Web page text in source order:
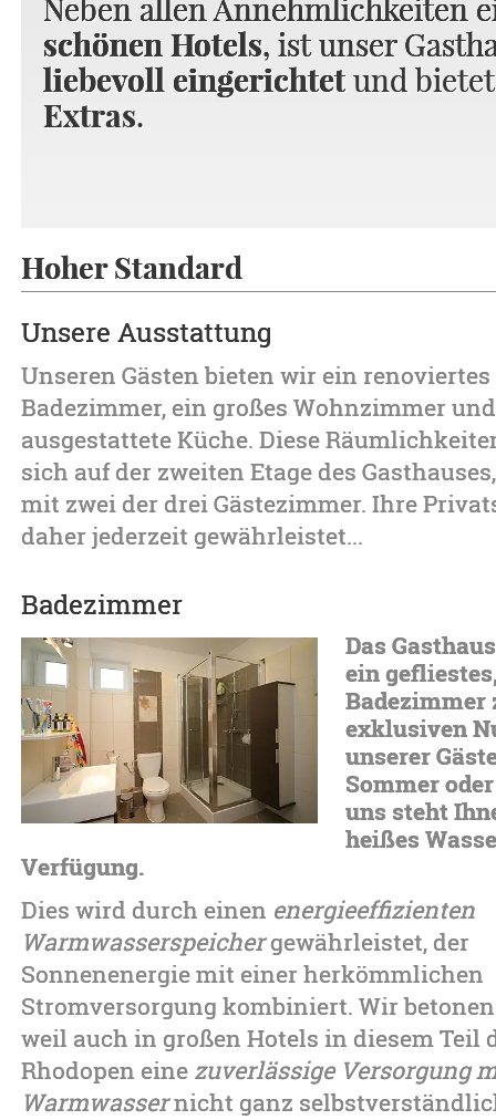
Neben allen Annehmlichkeiten
schönen Hotels
Neben allen Annehmlichkeiten
schönen Hotels, ist unser
liebevoll eingerichtet
Neben allen Annehmlichkeiten
schönen Hotels, ist unser
liebevoll eingerichtet und
Extras.
Hoher Standard
Unsere Ausstattung
Unseren Gästen bieten wir ein renoviertes
Badezimmer, ein großes Wohnzimmer
ausgestattete Küche. Diese
sich auf der zweiten Etage des
mit zwei der drei Gästezimmer. Ihre
daher jederzeit gewährleistet...
Badezimmer
Das
ein
Badezimmer
exklusiven
unserer
Sommer
uns steht
heißes
Verfügung.
Dies wird durch einen energieeffizienten
Warmwasserspeichergewährleistet, der
Sonnenenergie mit einer herkömmlichen
Stromversorgung kombiniert. Wir
weil auch in großen Hotels in diesem Teil
Rhodopen eine zuverlässige Versorgung
Warmwassernicht ganz